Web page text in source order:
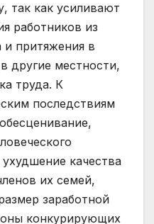
так как усиливают
работников из
и притяжения в
другие местности,
труда. К
последствиям
качества
их семей,
заработной
конкурирующих